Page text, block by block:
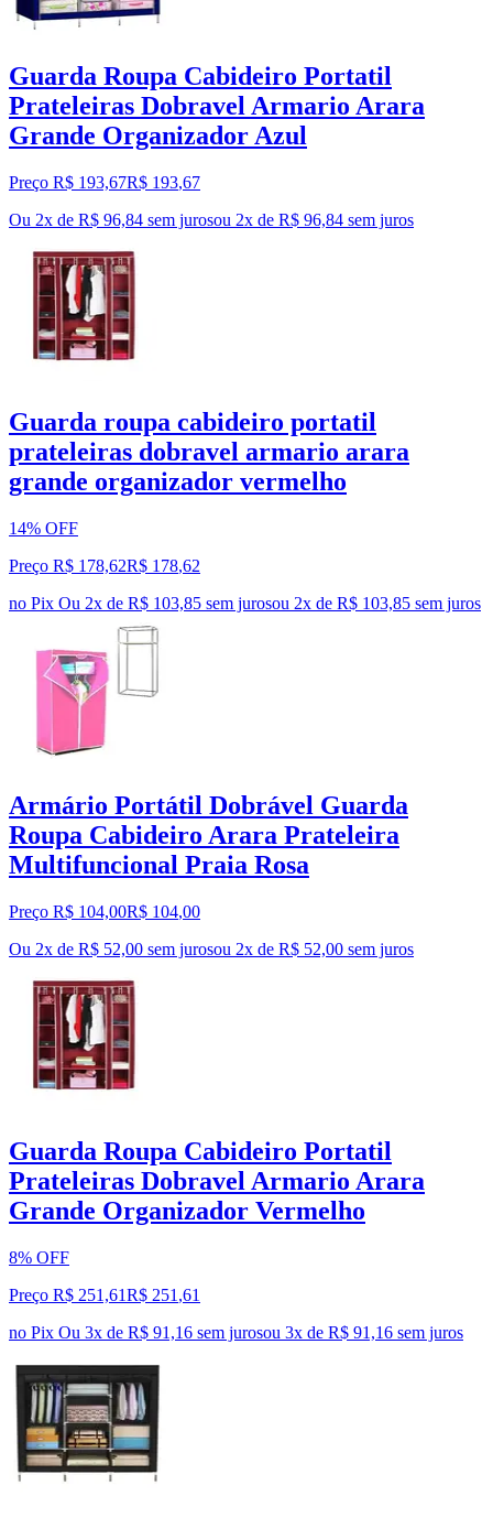
Guarda Roupa Cabideiro Portatil
Prateleiras Dobravel Armario Arara
Grande Organizador Azul
Preço R$ 193,67R$ 193,67
Ou 2x de R$ 96,84 sem jurosou 2x de R$ 96,84 sem juros
Guarda roupa cabideiro portatil
prateleiras dobravel armario arara
grande organizador vermelho
14% OFF
Preço R$ 178,62R$ 178,62
no Pix Ou 2x de R$ 103,85 sem jurosou 2x de R$ 103,85 sem juros
Armário Portátil Dobrável Guarda
Roupa Cabideiro Arara Prateleira
Multifuncional Praia Rosa
Preço R$ 104,00R$ 104,00
Ou 2x de R$ 52,00 sem jurosou 2x de R$ 52,00 sem juros
Guarda Roupa Cabideiro Portatil
Prateleiras Dobravel Armario Arara
Grande Organizador Vermelho
8% OFF
Preço R$ 251,61R$ 251 ,61
no Pix Ou 3x de R$ 91,16 sem jurosou 3x de R$ 91,16 sem juros